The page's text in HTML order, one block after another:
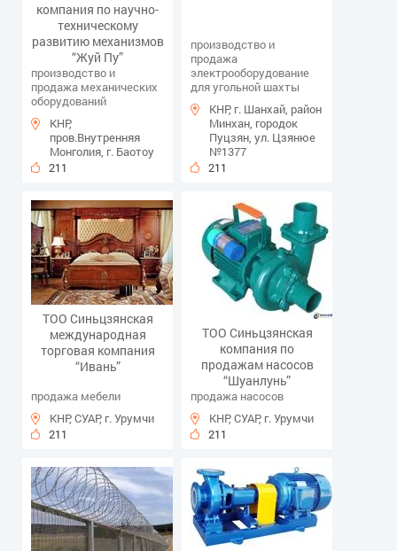
компания по научно-
техническому
развитию механизмов
“Жуй Пу”
производство и
продажа механических
оборудований
КНР,
пров.Внутренняя
Монголия, г. Баотоу
211
производство и
продажа
электрооборудование
для угольной шахты
КНР, г. Шанхай, район
Минхан, городок
Пуцзян, ул. Цзянюе
№1377
211
ТОО Синьцзянская
международная
торговая компания
“Ивань”
продажа мебели
КНР, СУАР, г. Урумчи
211
ТОО Синьцзянская
компания по
продажам насосов
“Шуанлунь”
продажа насосов
КНР, СУАР, г. Урумчи
211